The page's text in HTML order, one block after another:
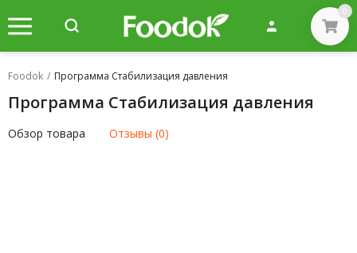
0
Foodok / Программа Стабилизация давления
Программа Стабилизация давления
Обзор товара Отзывы (0)